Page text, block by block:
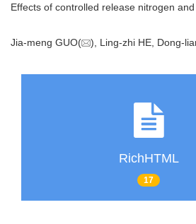
Effects of controlled release nitrogen
Jia-meng GUO( ), Ling-zhi HE, Dong-
RichHTML
17